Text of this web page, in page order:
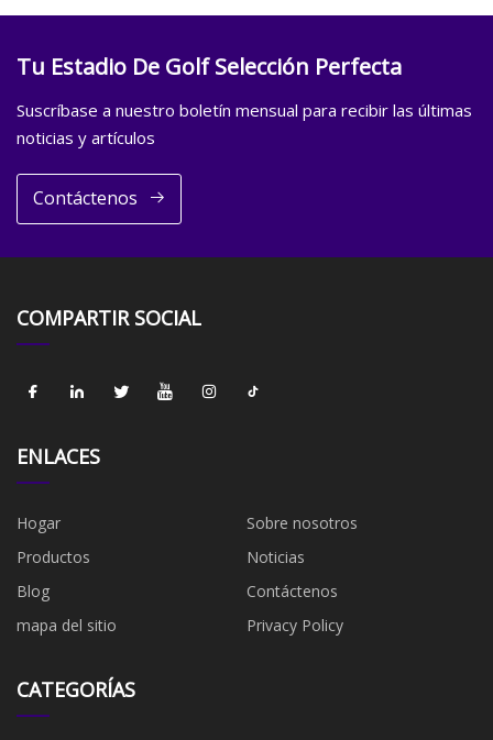
Tu Estadio De Golf Selección Perfecta
Suscríbase a nuestro boletín mensual para recibir las últimas
noticias y artículos
Contáctenos
COMPARTIR SOCIAL
ENLACES
Hogar
Sobre nosotros
Productos
Noticias
Blog
Contáctenos
mapa del sitio
Privacy Policy
CATEGORÍAS